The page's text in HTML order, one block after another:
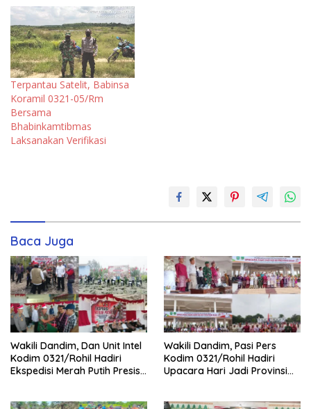
Terpantau Satelit, Babinsa
Koramil 0321-05/Rm
Bersama
Bhabinkamtibmas
Laksanakan Verifikasi
Baca Juga
Wakili Dandim, Dan Unit Intel
Kodim 0321/Rohil Hadiri
Ekspedisi Merah Putih Presisi
Wakili Dandim, Pasi Pers
Kodim 0321/Rohil Hadiri
Upacara Hari Jadi Provinsi